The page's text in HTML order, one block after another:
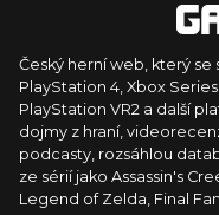
Český herní web, který se
PlayStation 4, Xbox
PlayStation VR2 a další
dojmy z hraní,
podcasty, rozsáhlou
ze sérií jako Assassin's
Legend of Zelda, Final